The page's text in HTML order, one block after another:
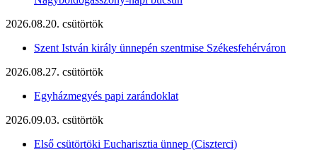
2026.08.20. csütörtök
Szent István király ünnepén szentmise Székesfehérváron
2026.08.27. csütörtök
Egyházmegyés papi zarándoklat
2026.09.03. csütörtök
Első csütörtöki Eucharisztia ünnep (Ciszterci)